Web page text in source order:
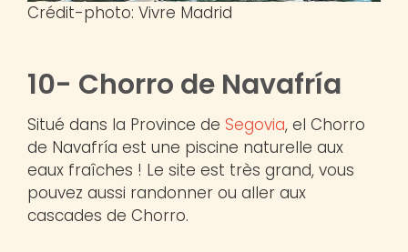
Crédit-photo: Vivre Madrid
10- Chorro de Navafría
Situé dans la Province de Segovia, el Chorro
de Navafría est une piscine naturelle aux
eaux fraîches ! Le site est très grand, vous
pouvez aussi randonner ou aller aux
cascades de Chorro.